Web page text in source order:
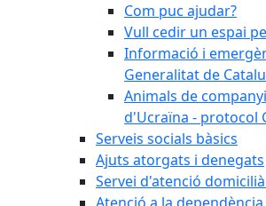
Com puc ajudar?
Vull cedir un espai
Informació i
Generalitat de
Animals de
d'Ucraïna - protocol
Serveis socials bàsics
Ajuts atorgats i denegats
Servei d'atenció